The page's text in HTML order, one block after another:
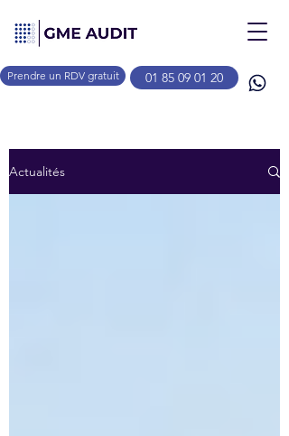
Prendre un RDV gratuit 01 85 09 01 20
Actualités